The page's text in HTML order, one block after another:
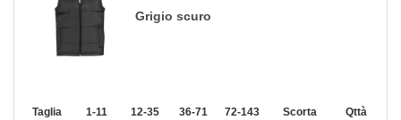
Grigio scuro
Taglia 1-11 12-35 36-71 72-143 144-287 288 +
Scorta Qttà